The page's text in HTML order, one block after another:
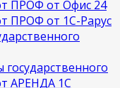
ПРОФ от Офис 24
ПРОФ от 1С-Рарус
государственного
АРЕНДА 1С